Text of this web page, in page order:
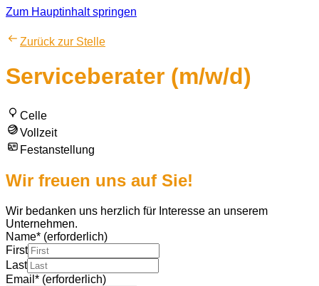
Zum Hauptinhalt springen
Zurück zur Stelle
Serviceberater (m/w/d)
Celle
Vollzeit
Festanstellung
Wir freuen uns auf Sie!
Wir bedanken uns herzlich für Interesse an unserem
Unternehmen.
Name* (erforderlich)
First
Last
Email * (erforderlich)